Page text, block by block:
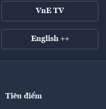
VnE TV
English ++
Tiêu điểm